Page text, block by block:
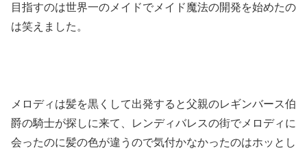
目指すのは世界一のメイドでメイド魔法の開発を始めたの
は笑えました。
メロディは髪を黒くして出発すると父親のレギンバース伯
爵の騎士が探しに来て、レンディバレスの街でメロディに
会ったのに髪の色が違うので気付かなかったのはホッとし